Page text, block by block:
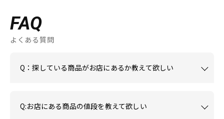
FAQ
よくある質問
Q：探している商品がお店にあるか教えて欲しい
Q:お店にある商品の値段を教えて欲しい